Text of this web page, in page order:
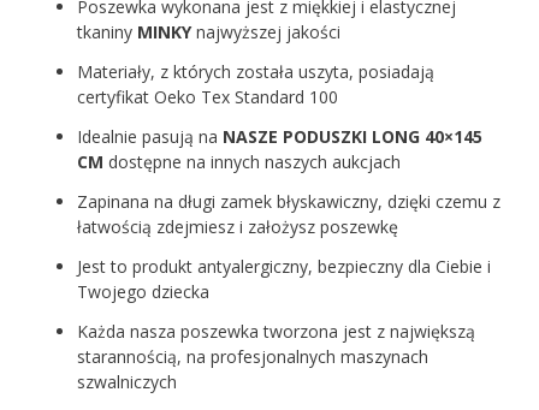
Poszewka wykonana jest z miękkiej i elastycznej
tkaniny MINKYnajwyższej jakości
Materiały, z których została uszyta, posiadają
certyfikat Oeko Tex Standard 100
Idealnie pasują na NASZE PODUSZKI LONG 40×145
CM dostępne na innych naszych aukcjach
Zapinana na długi zamek błyskawiczny, dzięki czemu z
łatwością zdejmiesz i założysz poszewkę
Jest to produkt antyalergiczny, bezpieczny dla Ciebie i
Twojego dziecka
Każda nasza poszewka tworzona jest z największą
starannością, na profesjonalnych maszynach
szwalniczych